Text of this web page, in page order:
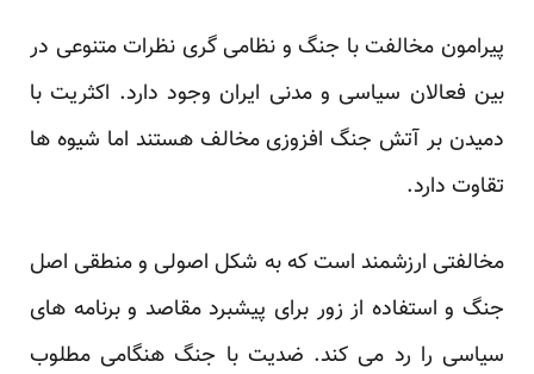
پیرامون مخالفت با جنگ و نظامی گری نظرات متنوعی در
بین فعالان سیاسی و مدنی ایران وجود دارد. اکثریت با
دمیدن بر آتش جنگ افزوزی مخالف هستند اما شیوه ها
تقاوت دارد.
مخالفتی ارزشمند است که به شکل اصولی و منطقی اصل
جنگ و استفاده از زور برای پیشبرد مقاصد و برنامه های
سیاسی را رد می کند. ضدیت با جنگ هنگامی مطلوب